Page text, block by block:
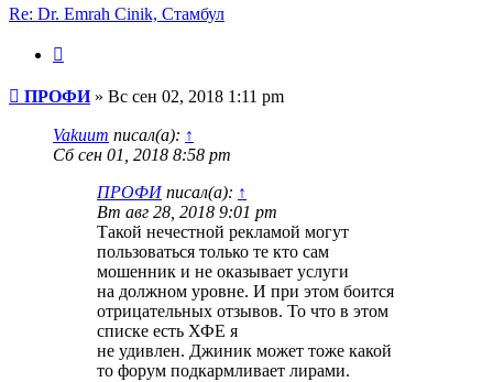
Re: Dr. Emrah Cinik, Стамбул
Сообщение
ПРОФИ» Вс сен 02, 2018 1:11 pm
Vakuum писал(а): ↑
Сб сен 01, 2018 8:58 pm
ПРОФИписал(а): ↑
Вт авг 28, 2018 9:01 pm
Такой нечестной рекламой могут
пользоваться только те кто сам
мошенник и не оказывает услуги
на должном уровне. И при этом боится
отрицательных отзывов. То что в этом
списке есть ХФЕ я
не удивлен. Джиник может тоже какой
то форум подкармливает лирами.